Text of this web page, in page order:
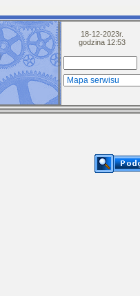
18-12-2023r.
godzina 12:53